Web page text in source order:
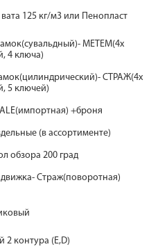
125 кг/м3 или Пенопласт
МЕТЕМ(4х
4 ключа)
СТРАЖ(4х
5 ключей)
+броня
(в ассортименте)
обзора 200 град
Страж(поворотная)
2 контура (E,D)